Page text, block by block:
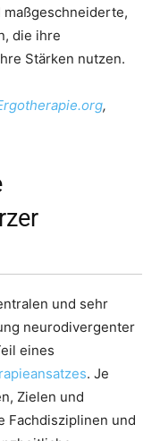
die ihre
Stärken nutzen.
,
und sehr
neurodivergenter
eines
. Je
Zielen und
Fachdisziplinen und